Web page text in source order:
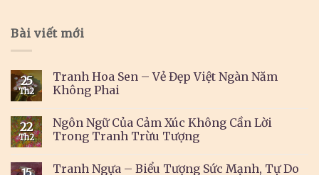
Bài viết mới
25
Th2
Tranh Hoa Sen – Vẻ Đẹp Việt Ngàn Năm
Không Phai
22
Th2
Ngôn Ngữ Của Cảm Xúc Không Cần Lời
Trong Tranh Trừu Tượng
Tranh Ngựa – Biểu Tượng Sức Mạnh, Tự Do